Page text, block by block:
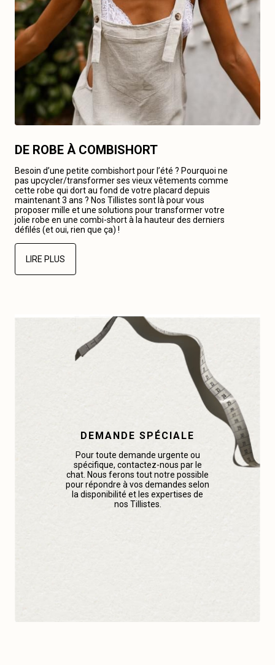
DE ROBE À COMBISHORT
Besoin d’une petite combishort pour l’été ? Pourquoi ne
pas upcycler/transformer ses vieux vêtements comme
cette robe qui dort au fond de votre placard depuis
maintenant 3 ans ? Nos Tillistes sont là pour vous
proposer mille et une solutions pour transformer votre
jolie robe en une combi-short à la hauteur des derniers
défilés (et oui, rien que ça) !
LIRE PLUS
DEMANDE SPÉCIALE
Pour toute demande urgente ou
spécifique, contactez-nous par le
chat. Nous ferons tout notre possible
pour répondre à vos demandes selon
la disponibilité et les expertises de
nos Tillistes.